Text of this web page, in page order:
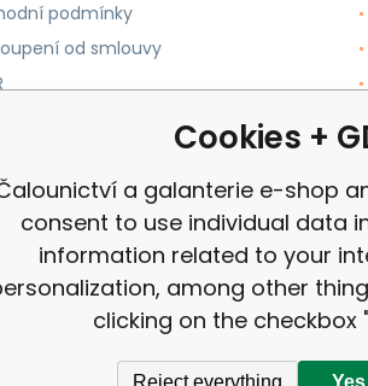
podmínky
od smlouvy
Cookies +
a galanterie e-shop
consent to use individual data
information related to your
among other
clicking on the checkbox
Reject everything